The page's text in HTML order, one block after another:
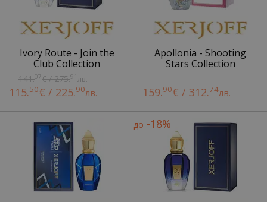
Ivory Route - Join the
Club Collection
141.07€ / 275.91лв.
115.50€ / 225.90лв.
Apollonia - Shooting
Stars Collection
159.90€ / 312.74лв.
до -18%